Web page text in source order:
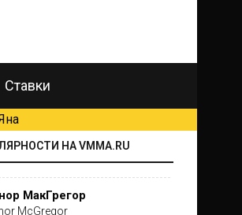
Ставки
НА VMMA.RU
МакГрегор
McGregor